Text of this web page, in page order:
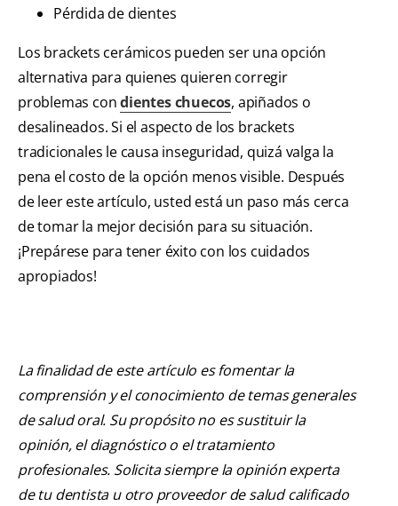
Pérdida de dientes
Los brackets cerámicos pueden ser una opción
alternativa para quienes quieren corregir
problemas condientes chuecos, apiñados o
desalineados. Si el aspecto de los brackets
tradicionales le causa inseguridad, quizá valga la
pena el costo de la opción menos visible. Después
de leer este artículo, usted está un paso más cerca
de tomar la mejor decisión para su situación.
¡Prepárese para tener éxito con los cuidados
apropiados!
La finalidad de este artículo es fomentar la
comprensión y el conocimiento de temas generales
de salud oral. Su propósito no es sustituir la
opinión, el diagnóstico o el tratamiento
profesionales. Solicita siempre la opinión experta
de tu dentista u otro proveedor de salud calificado